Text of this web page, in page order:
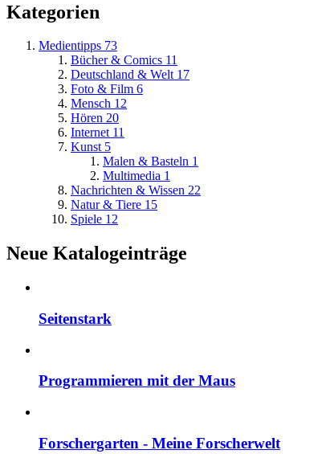
Kategorien
Medientipps 73
Bücher & Comics 11
Deutschland & Welt 17
Foto & Film 6
Mensch 12
Hören 20
Internet 11
Kunst 5
Malen & Basteln 1
Multimedia 1
Nachrichten & Wissen 22
Natur & Tiere 15
Spiele 12
Neue Katalogeinträge
Seitenstark
Programmieren mit der Maus
Forschergarten - Meine Forscherwelt